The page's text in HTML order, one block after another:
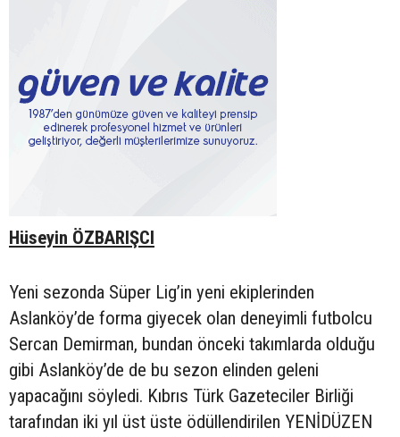
Hüseyin ÖZBARIŞCI
Yeni sezonda Süper Lig’in yeni ekiplerinden
Aslanköy’de forma giyecek olan deneyimli futbolcu
Sercan Demirman, bundan önceki takımlarda olduğu
gibi Aslanköy’de de bu sezon elinden geleni
yapacağını söyledi. Kıbrıs Türk Gazeteciler Birliği
tarafından iki yıl üst üste ödüllendirilen YENİDÜZEN